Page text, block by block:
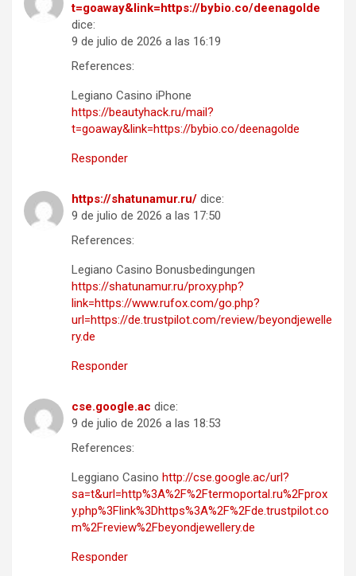
t=goaway&link=https://bybio.co/deenagolde
dice:
9 de julio de 2026 a las 16:19
References:
Legiano Casino iPhone
https://beautyhack.ru/mail?
t=goaway&link=https://bybio.co/deenagolde
Responder
https://shatunamur.ru/ dice:
9 de julio de 2026 a las 17:50
References:
Legiano Casino Bonusbedingungen
https://shatunamur.ru/proxy.php?
link=https://www.rufox.com/go.php?
url=https://de.trustpilot.com/review/beyondjewelle
ry.de
Responder
cse.google.ac dice:
9 de julio de 2026 a las 18:53
References:
Leggiano Casino http://cse.google.ac/url?
sa=t&url=http%3A%2F%2Ftermoportal.ru%2Fprox
y.php%3Flink%3Dhttps%3A%2F%2Fde.trustpilot.co
m%2Freview%2Fbeyondjewellery.de
Responder